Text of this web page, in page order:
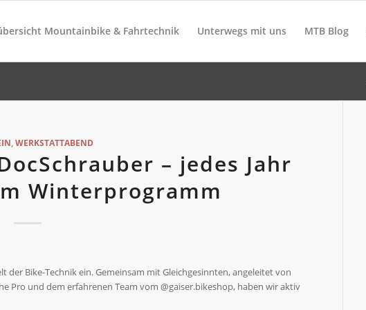
Mountainbike & Fahrtechnik Unterwegs mit uns MTB Blog
WERKSTATTABEND
– jedes Jahr
Winterprogramm
Bike-Technik ein. Gemeinsam mit Gleichgesinnten, angeleitet von
Pro und dem erfahrenen Team vom @gaiser.bikeshop, haben wir aktiv